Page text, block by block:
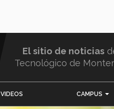
El sitio de noticias
Tecnológico de
VIDEOS CAMPUS